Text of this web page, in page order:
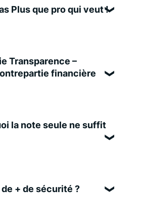
Plus que pro qui veut !
Transparence –
financière
la note seule ne suffit
+ de sécurité ?